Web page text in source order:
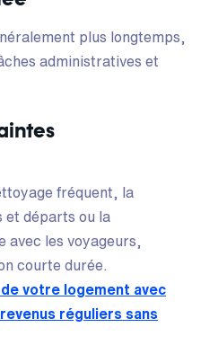
plus longtemps,
administratives et
fréquent, la
et départs ou la
les voyageurs,
courte durée.
votre logement avec
réguliers sans